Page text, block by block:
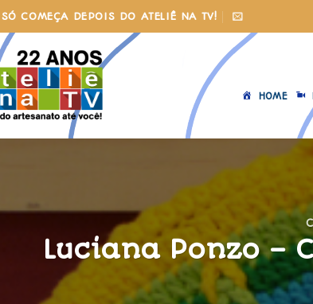
COMEÇA DEPOIS DO ATELIÊ NA TV!
HOME
Luciana Ponzo –